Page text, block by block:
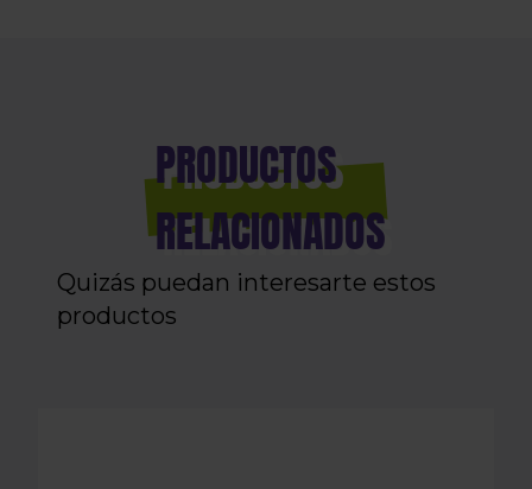
PRODUCTOS
RELACIONADOS
Quizás puedan interesarte estos
productos